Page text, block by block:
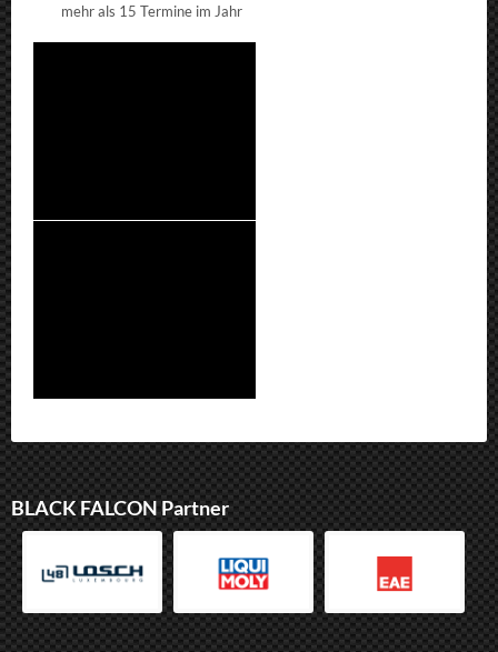
mehr als 15 Termine im Jahr
BLACK FALCON Partner